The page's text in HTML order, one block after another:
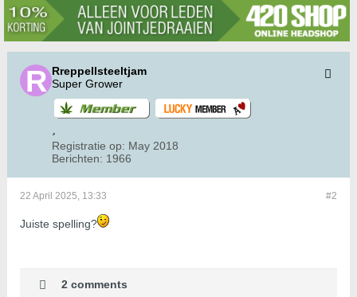
Rreppellsteeltjam
Super Grower
Registratie op: May 2018
Berichten: 1966
#2
22 April 2025, 13:33
Juiste spelling?
2 comments